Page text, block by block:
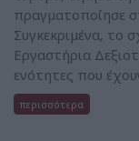
πραγματοποίησε
Συγκεκριμένα, το
Εργαστήρια
ενότητες που
περισσότερα